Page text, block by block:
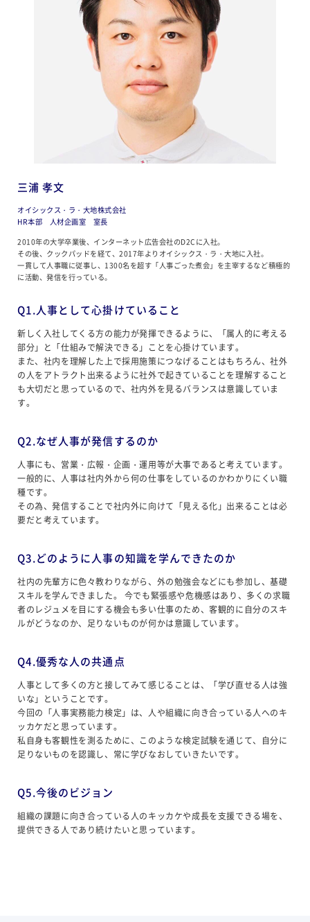
三浦 孝文
オイシックス・ラ・大地株式会社
HR本部 人材企画室 室長
2010年の大学卒業後、インターネット広告会社のD2Cに入社。
その後、クックパッドを経て、2017年よりオイシックス・ラ・大地に入社。
一貫して人事職に従事し、1300名を超す「人事ごった煮会」を主宰するなど積極的
に活動、発信を行っている。
Q1.人事として心掛けていること
新しく入社してくる方の能力が発揮できるように、「属人的に考える
部分」と「仕組みで解決できる」ことを心掛けています。
また、社内を理解した上で採用施策につなげることはもちろん、社外
の人をアトラクト出来るように社外で起きていることを理解すること
も大切だと思っているので、社内外を見るバランスは意識していま
す。
Q2.なぜ人事が発信するのか
人事にも、営業・広報・企画・運用等が大事であると考えています。
一般的に、人事は社内外から何の仕事をしているのかわかりにくい職
種です。
その為、発信することで社内外に向けて「見える化」出来ることは必
要だと考えています。
Q3.どのように人事の知識を学んできたのか
社内の先輩方に色々教わりながら、外の勉強会などにも参加し、基礎
スキルを学んできました。 今でも緊張感や危機感はあり、多くの求職
者のレジュメを目にする機会も多い仕事のため、客観的に自分のスキ
ルがどうなのか、足りないものが何かは意識しています。
Q4.優秀な人の共通点
人事として多くの方と接してみて感じることは、「学び直せる人は強
いな」ということです。
今回の「人事実務能力検定」は、人や組織に向き合っている人へのキ
ッカケだと思っています。
私自身も客観性を測るために、このような検定試験を通じて、自分に
足りないものを認識し、常に学びなおしていきたいです。
Q5.今後のビジョン
組織の課題に向き合っている人のキッカケや成長を支援できる場を、
提供できる人であり続けたいと思っています。